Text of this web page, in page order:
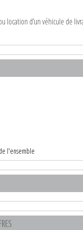
location d’un véhicule de
l'ensemble